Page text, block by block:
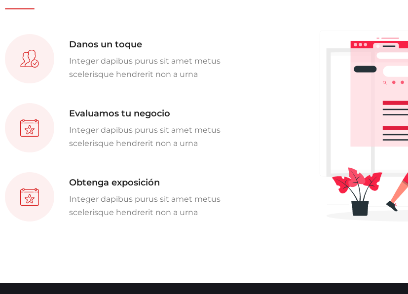
Danos un toque
Integer dapibus purus sit amet metus
scelerisque hendrerit non a urna
Evaluamos tu negocio
Integer dapibus purus sit amet metus
scelerisque hendrerit non a urna
Obtenga exposición
Integer dapibus purus sit amet metus
scelerisque hendrerit non a urna